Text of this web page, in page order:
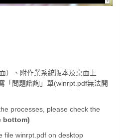
）、附作業系統版本及桌面上
「問題諮詢」單(winrpt.pdf無法開
processes, please check the
bottom)
file winrpt.pdf on desktop